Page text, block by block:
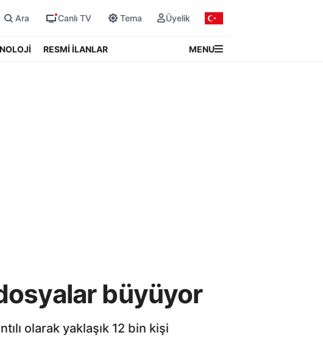
Ara Canlı TV Tema Üyelik
RESMİ İLANLAR MENU
büyüyor
olarak yaklaşık 12 bin kişi